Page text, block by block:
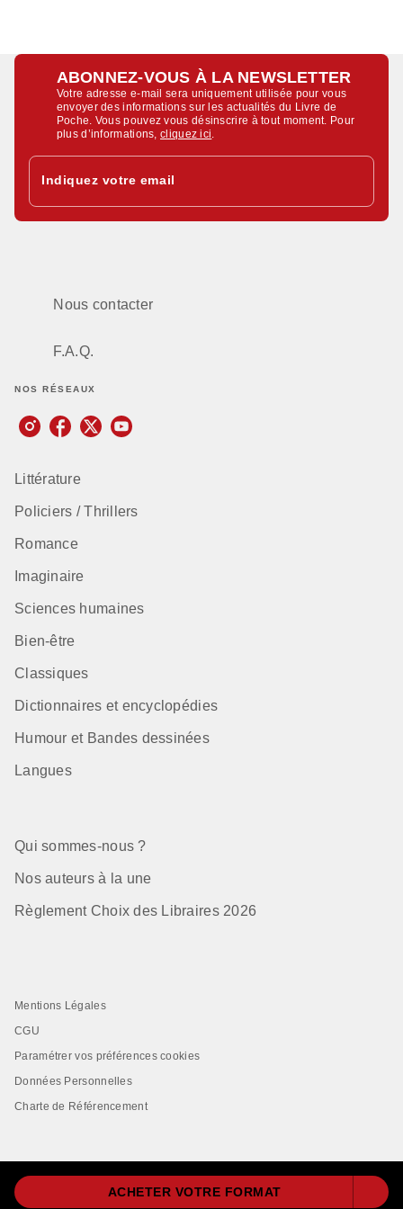
ACHETER VOTRE FORMAT
ABONNEZ-VOUS À LA NEWSLETTER
Votre adresse e-mail sera uniquement utilisée pour vous
envoyer des informations sur les actualités du Livre de
Poche. Vous pouvez vous désinscrire à tout moment. Pour
plus d’informations,cliquez ici
Indiquez votre email
Nous contacter
F.A.Q.
NOS RÉSEAUX
Littérature
Policiers / Thrillers
Romance
Imaginaire
Sciences humaines
Bien-être
Classiques
Dictionnaires et encyclopédies
Humour et Bandes dessinées
Langues
Qui sommes-nous ?
Nos auteurs à la une
Règlement Choix des Libraires 2026
Mentions Légales
CGU
Paramétrer vos préférences cookies
Données Personnelles
Charte de Référencement
LIVRE DE POCHE© 2026